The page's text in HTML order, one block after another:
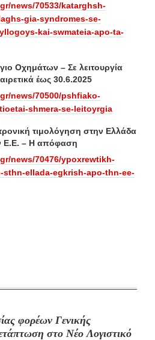
news/70533/katarghsh-
gia-syndromes-se-
kai-swmateia-apo-ta-
Οχημάτων – Σε λειτουργία
έως 30.6.2025
news/70500/pshfiako-
shmera-se-leitoyrgia
τιμολόγηση στην Ελλάδα
Ε.Ε. – Η απόφαση
news/70476/ypoxrewtikh-
ellada-egkrish-apo-thn-ee-
φορέων Γενικής
στο Νέο Λογιστικό